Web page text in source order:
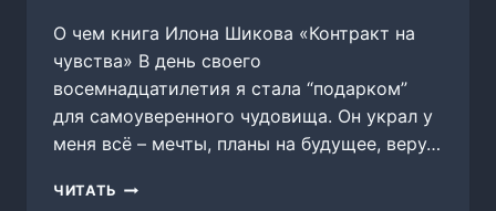
О чем книга Илона Шикова «Контракт на
чувства» В день своего
восемнадцатилетия я стала “подарком”
для самоуверенного чудовища. Он украл у
меня всё – мечты, планы на будущее, веру…
ЧИТАТЬ КОНТРАКТ